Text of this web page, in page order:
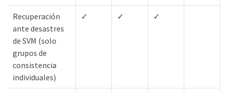
Recuperación
ante desastres
de SVM (solo
grupos de
consistencia
individuales)
✓ ✓ ✓